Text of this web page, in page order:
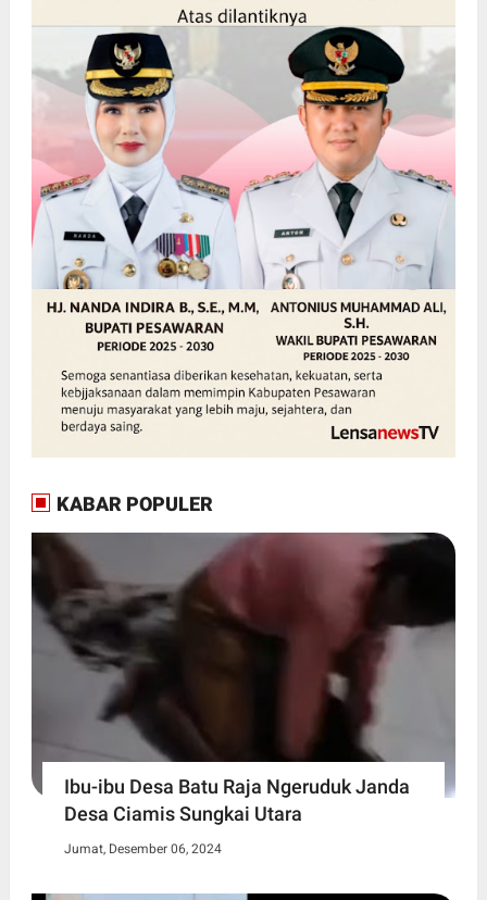
KABAR POPULER
Ibu-ibu Desa Batu Raja Ngeruduk Janda
Desa Ciamis Sungkai Utara
Jumat, Desember 06, 2024